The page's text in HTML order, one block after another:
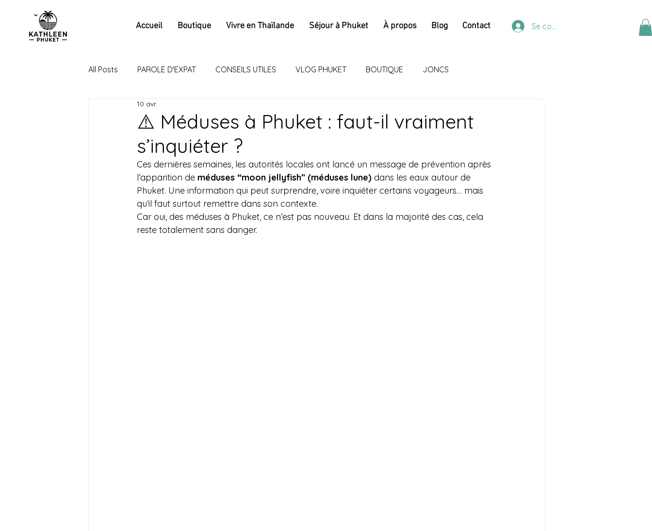
Accueil Boutique Vivre en Thaïlande Séjour à Phuket À propos Blog Contact Se connecter
All Posts PAROLE D'EXPAT CONSEILS UTILES VLOG PHUKET BOUTIQUE JONCS
⚠️ Méduses à Phuket : faut-il vraiment
s’inquiéter ?
10 avr.
Ces dernières semaines, les autorités locales ont lancé un message de prévention après
l’apparition de méduses “moon jellyfish” (méduses lune) dans les eaux autour de
Phuket. Une information qui peut surprendre, voire inquiéter certains voyageurs… mais
qu’il faut surtout remettre dans son contexte.
Car oui, des méduses à Phuket, ce n’est pas nouveau. Et dans la majorité des cas, cela
reste totalement sans danger.